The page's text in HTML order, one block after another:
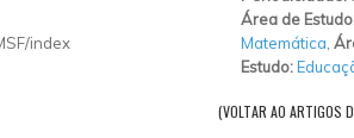
index
Área de
Matemática
Estudo:
(VOLTAR AO ARTIGOS